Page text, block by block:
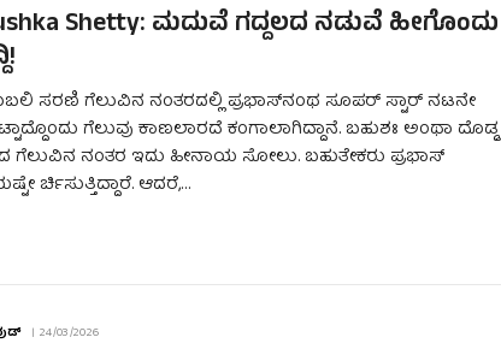
Shetty: ಮದುವೆ ಗದ್ದಲದ ನಡುವೆ ಹೀಗೊಂದು
ಸರಣಿ ಗೆಲುವಿನ ನಂತರದಲ್ಲಿ ಪ್ರಭಾಸ್‌ನಂಥ ಸೂಪರ್ ಸ್ಟಾರ್ ನಟನೇ
ಗೆಲುವು ಕಾಣಲಾರದೆ ಕಂಗಾಲಾಗಿದ್ದಾನೆ. ಬಹುಶಃ ಅಂಥಾ ದೊಡ್ಡ
ಗೆಲುವಿನ ನಂತರ ಇದು ಹೀನಾಯ ಸೋಲು. ಬಹುತೇಕರು ಪ್ರಭಾಸ್
ರ್ಚಿಸುತ್ತಿದ್ದಾರೆ. ಆದರೆ,…
24/03/2026